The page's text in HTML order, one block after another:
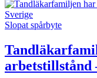
Slopat spårbyte
arbetstillstånd